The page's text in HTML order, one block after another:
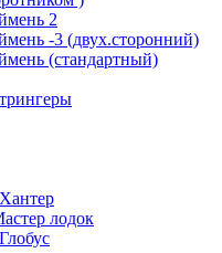
2
-3 (двух.сторонний)
(стандартный)
лодок